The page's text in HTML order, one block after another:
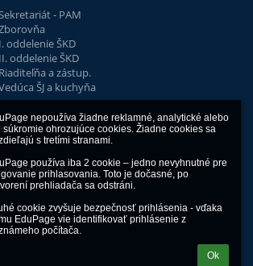
nepoužíva žiadne reklamné, analytické alebo
súkromie ohrozujúce cookies. Žiadne cookies sa
s tretími stranami.
používa iba 2 cookie – jedno nevyhnutné pre
prihlasovania. Toto je dočasné, po
prehliadača sa odstráni.
cookie zvyšuje bezpečnosť prihlásenia - vďaka
EduPage vie identifikovať prihlásenie z
počítača.
Ok
- PAM
oddelenie ŠKD
oddelenie ŠKD
a zástup.
ŠJ a kuchyňa